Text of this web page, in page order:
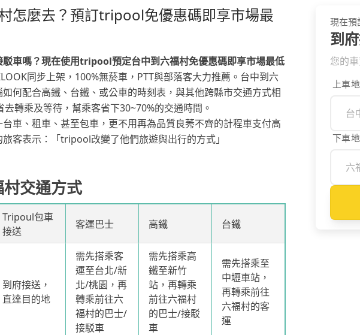
怎麼去？預訂tripool免優惠碼即享市場最
駁車嗎？現在使用tripool預定台中到六福村免優惠碼即享市場最低
同步上架，100%無菸車，PTT與部落客大力推薦。台中到六
何配合高鐵、台鐵、或公車的時刻表，與其他跨縣市交通方式相
轉乘及等待，幫乘客省下30~70%的交通時間。
車、租車、甚至包車，更不用再為品質良莠不齊的計程車支付高
客表示：「tripool改變了他們旅遊與出行的方式」
交通方式
Tripoul包車
接送
客運巴士 高鐵 台鐵
到府接送，
直達目的地
需先搭乘客
運至台北/新
北/桃園，再
轉乘前往六
福村的巴士/
接駁車
需先搭乘高
鐵至新竹
站，再轉乘
前往六福村
的巴士/接駁
車
需先搭乘至
中壢車站，
再轉乘前往
六福村的客
運
現在預
到
您的
上車
下車